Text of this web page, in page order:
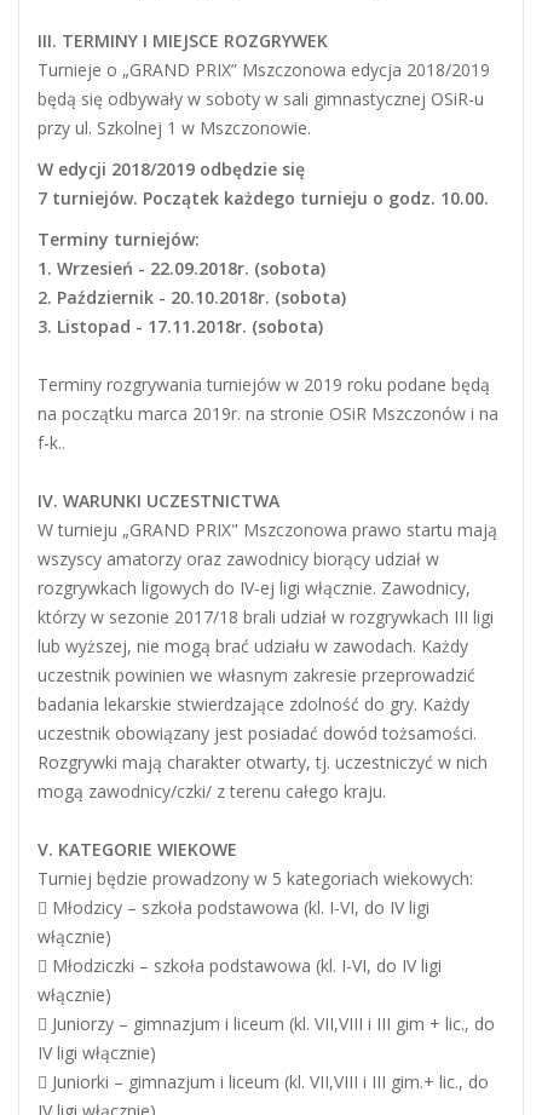
III. TERMINY I MIEJSCE ROZGRYWEK
Turnieje o „GRAND PRIX” Mszczonowa edycja 2018/2019
będą się odbywały w soboty w sali gimnastycznej OSiR-u
przy ul. Szkolnej 1 w Mszczonowie.
W edycji 2018/2019 odbędzie się
7 turniejów. Początek każdego turnieju o godz. 10.00.
Terminy turniejów:
1. Wrzesień - 22.09.2018r. (sobota)
2. Październik - 20.10.2018r. (sobota)
3. Listopad - 17.11.2018r. (sobota)
Terminy rozgrywania turniejów w 2019 roku podane będą
na początku marca 2019r. na stronie OSiR Mszczonów i na
f-k..
IV. WARUNKI UCZESTNICTWA
W turnieju „GRAND PRIX" Mszczonowa prawo startu mają
wszyscy amatorzy oraz zawodnicy biorący udział w
rozgrywkach ligowych do IV-ej ligi włącznie. Zawodnicy,
którzy w sezonie 2017/18 brali udział w rozgrywkach III ligi
lub wyższej, nie mogą brać udziału w zawodach. Każdy
uczestnik powinien we własnym zakresie przeprowadzić
badania lekarskie stwierdzające zdolność do gry. Każdy
uczestnik obowiązany jest posiadać dowód tożsamości.
Rozgrywki mają charakter otwarty, tj. uczestniczyć w nich
mogą zawodnicy/czki/ z terenu całego kraju.
V. KATEGORIE WIEKOWE
Turniej będzie prowadzony w 5 kategoriach wiekowych:
 Młodzicy – szkoła podstawowa (kl. I-VI, do IV ligi
włącznie)
 Młodziczki – szkoła podstawowa (kl. I-VI, do IV ligi
włącznie)
 Juniorzy – gimnazjum i liceum (kl. VII,VIII i III gim + lic., do
IV ligi włącznie)
 Juniorki – gimnazjum i liceum (kl. VII,VIII i III gim.+ lic., do